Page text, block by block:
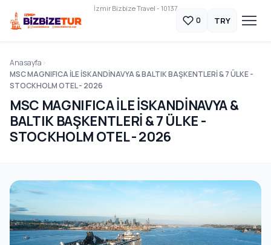
İzmir Bizbize Travel - 10137
0 TRY
Anasayfa
MSC MAGNIFICA İLE İSKANDİNAVYA & BALTIK BAŞKENTLERİ & 7 ÜLKE -
STOCKHOLM OTEL - 2026
MSC MAGNIFICA İLE İSKANDİNAVYA &
BALTIK BAŞKENTLERİ & 7 ÜLKE -
STOCKHOLM OTEL - 2026